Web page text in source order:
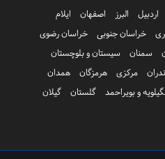
اردبیل البرز اصفهان
ایلام
خراسان جنوبی
خراسان رضوی
سمنان
سیستان و بلوچستان
مرکزی هرمزگان
همدان
و بویراحمد گلستان
گیلان